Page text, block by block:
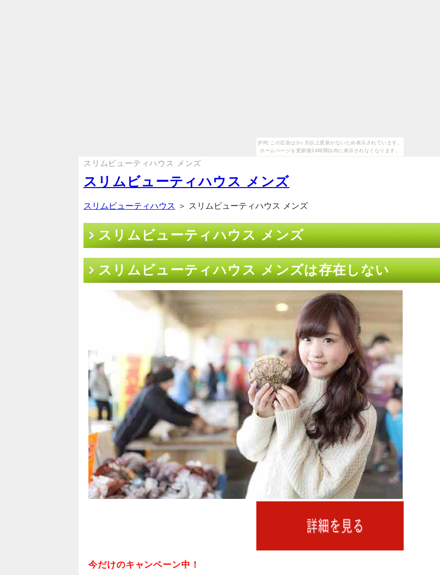
[PR] この広告は3ヶ月以上更新がないため表示されています。
ホームページを更新後24時間以内に表示されなくなります。
スリムビューティハウス メンズ
スリムビューティハウス メンズ
スリムビューティハウス ＞ スリムビューティハウス メンズ
スリムビューティハウス メンズ
スリムビューティハウス メンズは存在しない
今だけのキャンペーン中！